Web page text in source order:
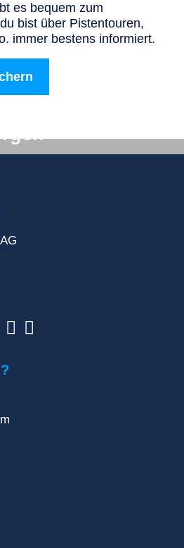
es bequem zum
bist über Pistentouren,
immer bestens informiert.